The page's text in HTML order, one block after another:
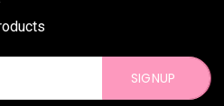
SIGNUP